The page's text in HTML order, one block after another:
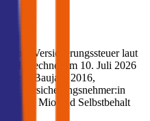
Versicherungssteuer laut
Berechnet am 10. Juli 2026
, Baujahr 2016,
Versicherungsnehmer:in
€ 20 Mio und Selbstbehalt